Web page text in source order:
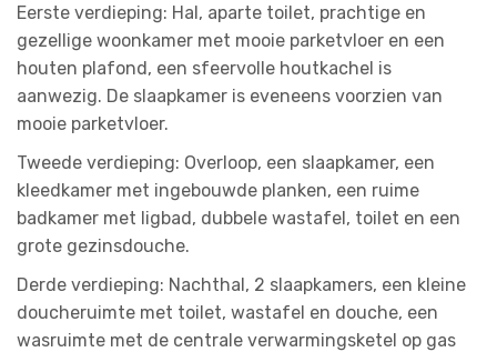
Eerste verdieping: Hal, aparte toilet, prachtige en
gezellige woonkamer met mooie parketvloer en een
houten plafond, een sfeervolle houtkachel is
aanwezig. De slaapkamer is eveneens voorzien van
mooie parketvloer.
Tweede verdieping: Overloop, een slaapkamer, een
kleedkamer met ingebouwde planken, een ruime
badkamer met ligbad, dubbele wastafel, toilet en een
grote gezinsdouche.
Derde verdieping: Nachthal, 2 slaapkamers, een kleine
doucheruimte met toilet, wastafel en douche, een
wasruimte met de centrale verwarmingsketel op gas